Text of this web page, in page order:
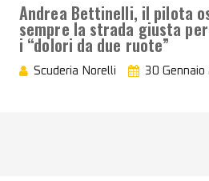
Andrea Bettinelli, il pilota
sempre la strada giusta
i “dolori da due ruote”
Scuderia Norelli 30 Gennaio